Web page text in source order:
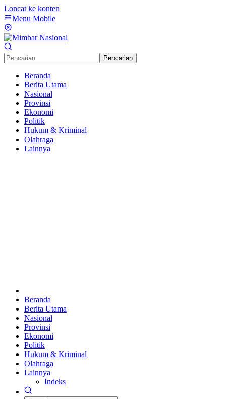
Loncat ke konten
Menu Mobile
Pencarian
Beranda
Berita Utama
Nasional
Provinsi
Ekonomi
Politik
Hukum & Kriminal
Olahraga
Lainnya
Beranda
Berita Utama
Nasional
Provinsi
Ekonomi
Politik
Hukum & Kriminal
Olahraga
Lainnya
Indeks